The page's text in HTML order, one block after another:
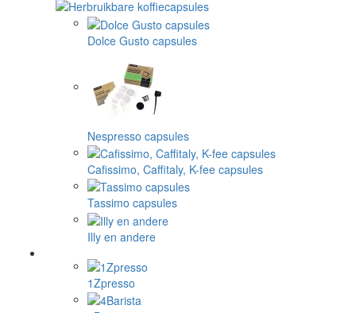
Dolce Gusto capsules
Nespresso capsules
Cafissimo, Caffitaly, K-fee capsules
Tassimo capsules
Illy en andere
1Zpresso